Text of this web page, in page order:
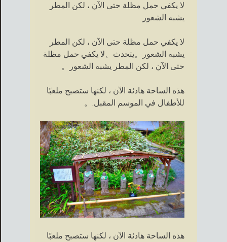
لا يكفي حمل مظلة حتى الآن ، لكن المطر
يشبه الشعور
لا يكفي حمل مظلة حتى الآن ، لكن المطر
يشبه الشعور。يتحدث、لا يكفي حمل مظلة
حتى الآن ، لكن المطر يشبه الشعور。
هذه الساحة هادئة الآن ، لكنها ستصبح ملعبًا
للأطفال في الموسم المقبل.。
هذه الساحة هادئة الآن ، لكنها ستصبح ملعبًا